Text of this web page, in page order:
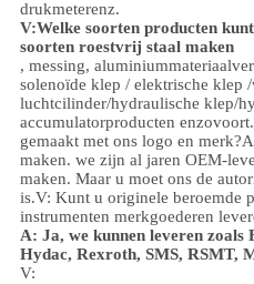
drukmeterenz.
V:Welke soorten producten
soorten roestvrij staal maken
, messing, aluminium
solenoïde klep / elektrische klep /
luchtcilinder/hydraulische klep/
accumulatorproducten enzovoort.
gemaakt met ons logo en merk?
maken. we zijn al jaren OEM-
maken. Maar u moet ons de
is.V: Kunt u originele beroemde
instrumenten merkgoederen
A: Ja, we kunnen leveren zoals
Hydac, Rexroth, SMS, RSMT,
V: